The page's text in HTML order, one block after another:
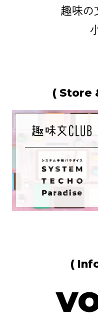
趣味の
( Store
(